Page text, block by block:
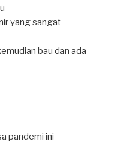
yang sangat
bau dan ada
pandemi ini